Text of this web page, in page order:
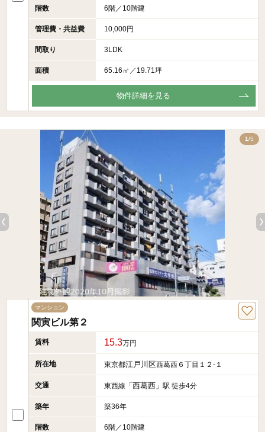
階数 6階／10階建
管理費・共益費 10,000円
間取り 3LDK
面積 65.16㎡／19.71坪
物件詳細を見る
1/5
マンション
関寅ビル第２
賃料 15.3万円
所在地 東京都江戸川区西葛西６丁目１２‐１
交通 東西線「 西葛西 」駅 徒歩4分
築年 築36年
階数 6階／10階建